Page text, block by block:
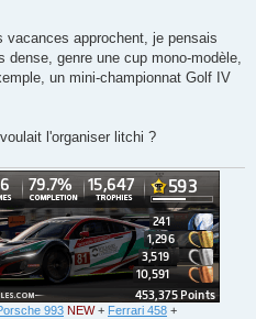
approchent, je pensais
dense, genre une cup mono-modèle,
un mini-championnat Golf IV
l'organiser litchi ?
993 NEW+ Ferrari 458 +